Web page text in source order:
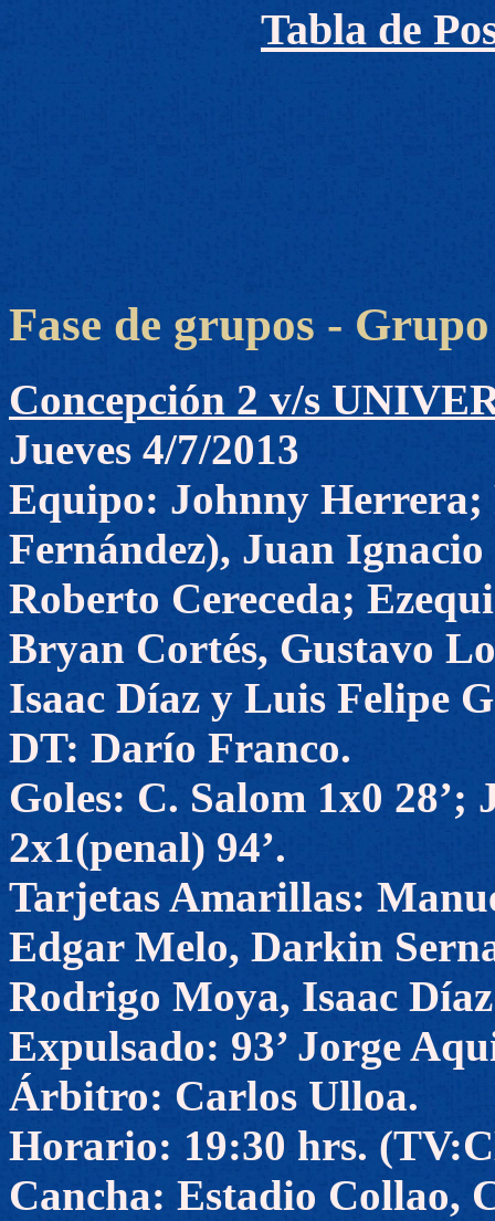
Tabla de
Fase de grupos -
Concepción 2 v/s
Jueves 4/7/2013
Equipo: Johnny Herrera;
Fernández), Juan
Roberto Cereceda;
Bryan Cortés, Gustavo
Isaac Díaz y Luis Felipe
DT: Darío Franco.
Goles: C. Salom 1x0
2x1(penal) 94’.
Tarjetas Amarillas:
Edgar Melo, Darkin
Rodrigo Moya, Isaac
Expulsado: 93’ Jorge
Árbitro: Carlos Ulloa.
Horario: 19:30 hrs.
Cancha: Estadio Collao,